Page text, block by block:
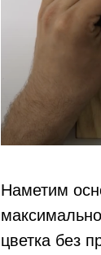
Наметим
цветка без